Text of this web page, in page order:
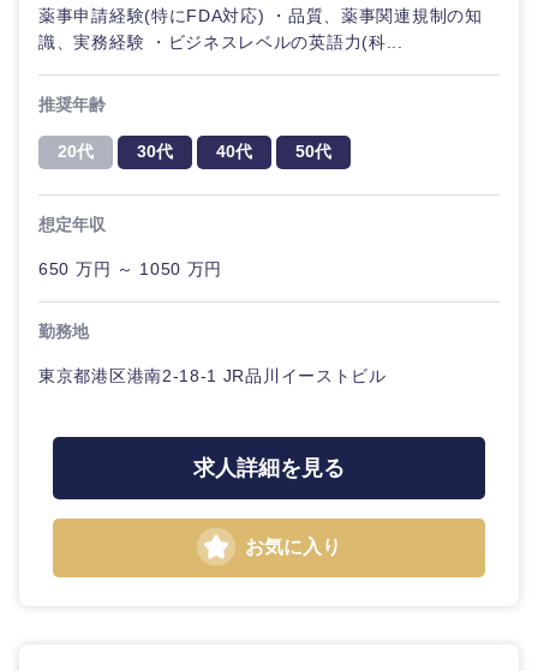
薬事申請経験(特にFDA対応) ・品質、薬事関連規制の知
識、実務経験 ・ビジネスレベルの英語力(科...
推奨年齢
20代 30代 40代 50代
想定年収
650 万円 ～ 1050 万円
勤務地
東京都港区港南2-18-1 JR品川イーストビル
求人詳細を見る
お気に入り